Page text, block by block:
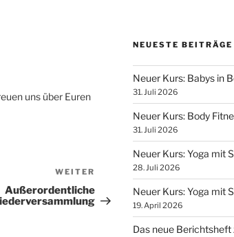
uns über Euren
Nächster
WEITER
Außerordentliche
NEUESTE BEITRÄGE
Neuer Kurs: Babys in
31. Juli 2026
Neuer Kurs: Body
31. Juli 2026
Neuer Kurs: Yoga mit
28. Juli 2026
Neuer Kurs: Yoga mit
19. April 2026
Das neue Berichtsheft